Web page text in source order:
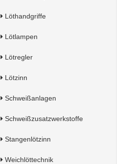
Löthandgriffe
Lötlampen
Lötregler
Lötzinn
Schweißanlagen
Schweißzusatzwerkstoffe
Stangenlötzinn
Weichlöttechnik